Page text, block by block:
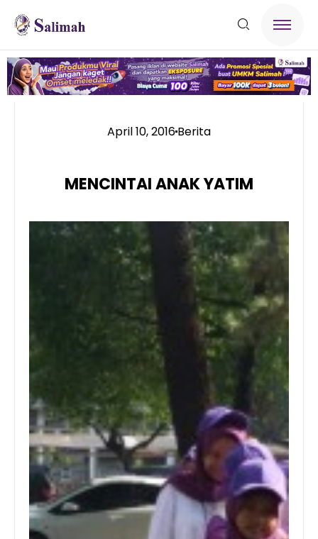
April 10, 2016Berita
MENCINTAI ANAK YATIM